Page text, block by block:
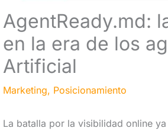
AgentReady.md:
en la era de los
Artificial
Marketing, Posicionamiento
La batalla por la visibilidad online